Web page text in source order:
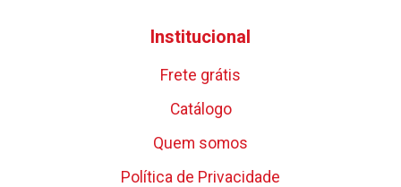
Institucional
Frete grátis
Catálogo
Quem somos
Política de Privacidade